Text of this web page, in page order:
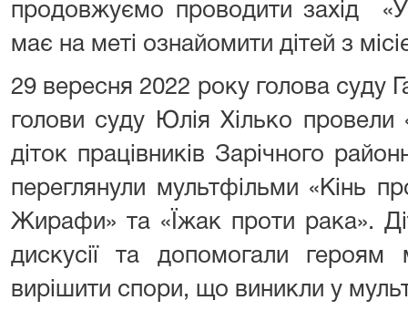
продовжуємо проводити захід
має на меті ознайомити дітей з
29 вересня 2022 року голова суду
голови суду Юлія Хілько провели
діток працівників Зарічного
переглянули мультфільми «Кінь
Жирафи» та «Їжак проти рака».
дискусії та допомогали героям
вирішити спори, що виникли у